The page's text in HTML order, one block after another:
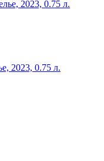
2023, 0.75 л.